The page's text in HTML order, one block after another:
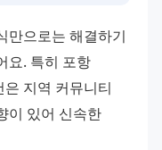
만으로는 해결하기
요. 특히 포항
지역 커뮤니티
이 있어 신속한